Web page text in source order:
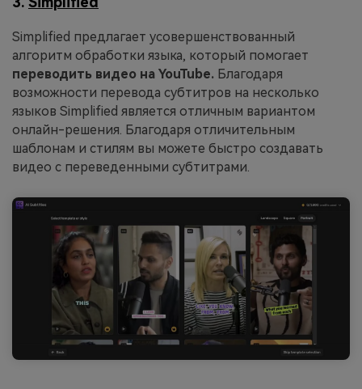
Simplified предлагает усовершенствованный
алгоритм обработки языка, который помогает
переводить видео на YouTube. Благодаря
возможности перевода субтитров на несколько
языков Simplified является отличным вариантом
онлайн-решения. Благодаря отличительным
шаблонам и стилям вы можете быстро создавать
видео с переведенными субтитрами.